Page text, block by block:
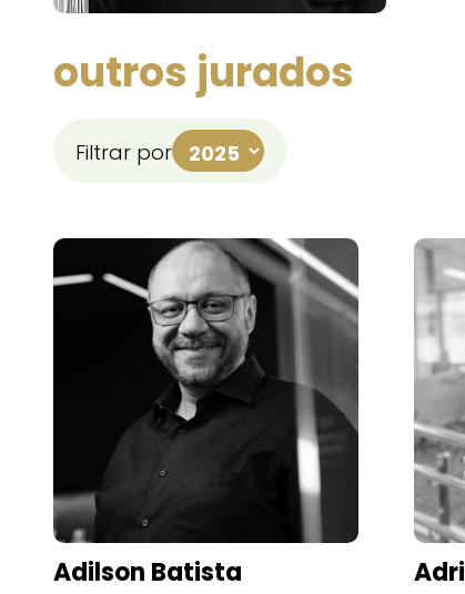
outros jurados
Filtrar por
Adilson Batista